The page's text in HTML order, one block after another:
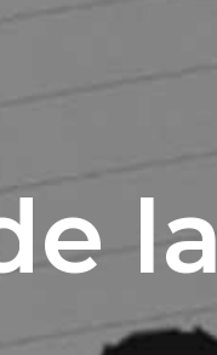
la